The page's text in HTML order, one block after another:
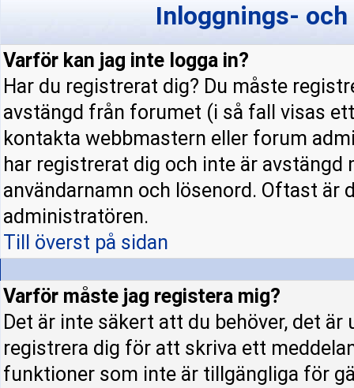
Inloggnings-
Varför kan jag inte logga in?
Har du registrerat dig? Du måste
avstängd från forumet (i så fall visas
kontakta webbmastern eller forum
har registrerat dig och inte är
användarnamn och lösenord. Oftast
administratören.
Till överst på sidan
Varför måste jag registera mig?
Det är inte säkert att du behöver, det
registrera dig för att skriva ett
funktioner som inte är tillgängliga för